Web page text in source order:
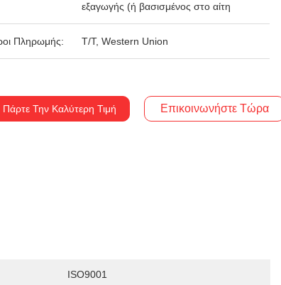
εξαγωγής (ή βασισμένος στο αίτη
Πληρωμής: T/T, Western Union
Πάρτε Την Καλύτερη Τιμή Επικοινωνήστε Τώρα
ISO9001